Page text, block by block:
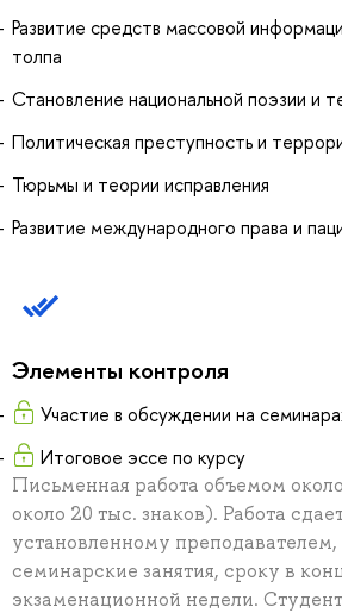
Развитие средств массовой
толпа
Становление национальной поэзии и
Политическая преступность и
Тюрьмы и теории исправления
Развитие международного права и
Элементы контроля
Участие в обсуждении на
Итоговое эссе по курсу
Письменная работа объемом
около 20 тыс. знаков). Работа
установленному
семинарские занятия, сроку в
экзаменационной недели.